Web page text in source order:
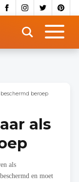
beroep
als
als
en moet